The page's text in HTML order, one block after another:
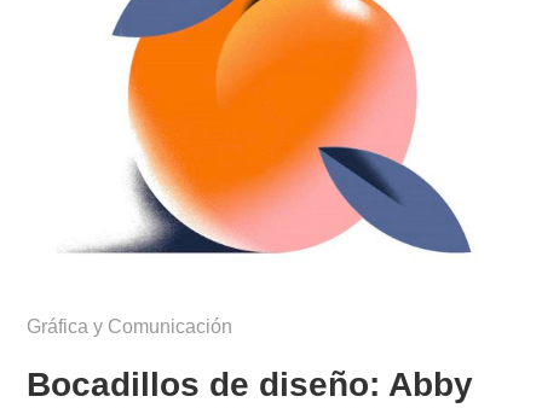
Gráfica y Comunicación
Bocadillos de diseño: Abby